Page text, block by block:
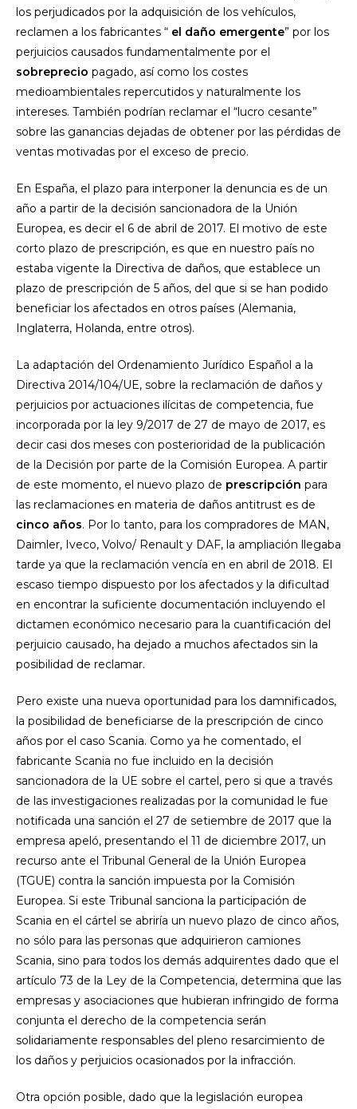
los perjudicados por la adquisición de los vehículos,
reclamen a los fabricantes “ el daño emergente” por los
perjuicios causados fundamentalmente por el
sobreprecio pagado, así como los costes
medioambientales repercutidos y naturalmente los
intereses. También podrían reclamar el “lucro cesante”
sobre las ganancias dejadas de obtener por las pérdidas de
ventas motivadas por el exceso de precio.
En España, el plazo para interponer la denuncia es de un
año a partir de la decisión sancionadora de la Unión
Europea, es decir el 6 de abril de 2017. El motivo de este
corto plazo de prescripción, es que en nuestro país no
estaba vigente la Directiva de daños, que establece un
plazo de prescripción de 5 años, del que si se han podido
beneficiar los afectados en otros países (Alemania,
Inglaterra, Holanda, entre otros).
La adaptación del Ordenamiento Jurídico Español a la
Directiva 2014/104/UE, sobre la reclamación de daños y
perjuicios por actuaciones ilícitas de competencia, fue
incorporada por la ley 9/2017 de 27 de mayo de 2017, es
decir casi dos meses con posterioridad de la publicación
de la Decisión por parte de la Comisión Europea. A partir
de este momento, el nuevo plazo de prescripción para
las reclamaciones en materia de daños antitrust es de
cinco años. Por lo tanto, para los compradores de MAN,
Daimler, Iveco, Volvo/ Renault y DAF, la ampliación llegaba
tarde ya que la reclamación vencía en en abril de 2018. El
escaso tiempo dispuesto por los afectados y la dificultad
en encontrar la suficiente documentación incluyendo el
dictamen económico necesario para la cuantificación del
perjuicio causado, ha dejado a muchos afectados sin la
posibilidad de reclamar.
Pero existe una nueva oportunidad para los damnificados,
la posibilidad de beneficiarse de la prescripción de cinco
años por el caso Scania. Como ya he comentado, el
fabricante Scania no fue incluido en la decisión
sancionadora de la UE sobre el cartel, pero si que a través
de las investigaciones realizadas por la comunidad le fue
notificada una sanción el 27 de setiembre de 2017 que la
empresa apeló, presentando el 11 de diciembre 2017, un
recurso ante el Tribunal General de la Unión Europea
(TGUE) contra la sanción impuesta por la Comisión
Europea. Si este Tribunal sanciona la participación de
Scania en el cártel se abriría un nuevo plazo de cinco años,
no sólo para las personas que adquirieron camiones
Scania, sino para todos los demás adquirentes dado que el
artículo 73 de la Ley de la Competencia, determina que las
empresas y asociaciones que hubieran infringido de forma
conjunta el derecho de la competencia serán
solidariamente responsables del pleno resarcimiento de
los daños y perjuicios ocasionados por la infracción.
Otra opción posible, dado que la legislación europea